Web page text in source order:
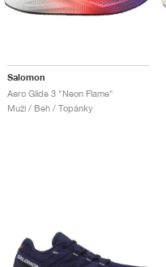
Salomon
Aero Glide 3 "Neon Flame"
Muži / Beh / Topánky